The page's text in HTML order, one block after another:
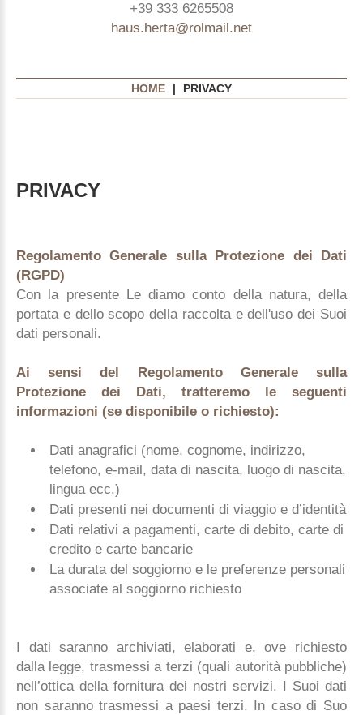
+39 333 6265508
haus.herta@rolmail.net
HOME | PRIVACY
PRIVACY
Regolamento Generale sulla Protezione dei Dati
(RGPD)
Con la presente Le diamo conto della natura, della
portata e dello scopo della raccolta e dell'uso dei Suoi
dati personali.
Ai sensi del Regolamento Generale sulla
Protezione dei Dati, tratteremo le seguenti
informazioni (se disponibile o richiesto):
Dati anagrafici (nome, cognome, indirizzo,
telefono, e-mail, data di nascita, luogo di nascita,
lingua ecc.)
Dati presenti nei documenti di viaggio e d’identità
Dati relativi a pagamenti, carte di debito, carte di
credito e carte bancarie
La durata del soggiorno e le preferenze personali
associate al soggiorno richiesto
I dati saranno archiviati, elaborati e, ove richiesto
dalla legge, trasmessi a terzi (quali autorità pubbliche)
nell’ottica della fornitura dei nostri servizi. I Suoi dati
non saranno trasmessi a paesi terzi. In caso di Suo